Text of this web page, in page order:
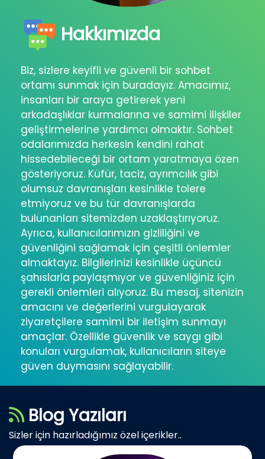
Hakkımızda
Biz, sizlere keyifli ve güvenli bir sohbet
ortamı sunmak için buradayız. Amacımız,
insanları bir araya getirerek yeni
arkadaşlıklar kurmalarına ve samimi ilişkiler
geliştirmelerine yardımcı olmaktır. Sohbet
odalarımızda herkesin kendini rahat
hissedebileceği bir ortam yaratmaya özen
gösteriyoruz. Küfür, taciz, ayrımcılık gibi
olumsuz davranışları kesinlikle tolere
etmiyoruz ve bu tür davranışlarda
bulunanları sitemizden uzaklaştırıyoruz.
Ayrıca, kullanıcılarımızın gizliliğini ve
güvenliğini sağlamak için çeşitli önlemler
almaktayız. Bilgilerinizi kesinlikle üçüncü
şahıslarla paylaşmıyor ve güvenliğiniz için
gerekli önlemleri alıyoruz. Bu mesaj, sitenizin
amacını ve değerlerini vurgulayarak
ziyaretçilere samimi bir iletişim sunmayı
amaçlar. Özellikle güvenlik ve saygı gibi
konuları vurgulamak, kullanıcıların siteye
güven duymasını sağlayabilir.
Blog Yazıları
Sizler için hazırladığımız özel içerikler..